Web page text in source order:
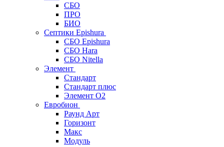
СБО
ПРО
БИО
Септики Epishura
СБО Epishura
СБО Hara
СБО Nitella
Элемент
Стандарт
Стандарт плюс
Элемент О2
Евробион
Раунд Арт
Горизонт
Макс
Модуль